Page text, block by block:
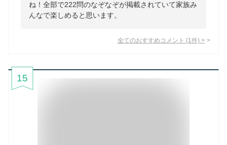
ね！全部で222問のなぞなぞが掲載されていて家族み
んなで楽しめると思います。
全てのおすすめコメント (1 件) >
15